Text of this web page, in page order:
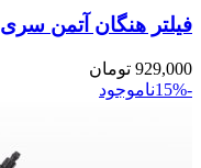
فیلتر هنگان آتمن سری HF مدل HF-0800
929,000 تومان
-15%
ناموجود